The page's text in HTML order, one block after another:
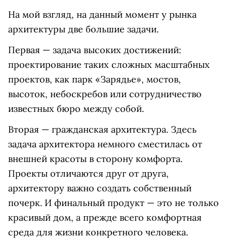
На мой взгляд, на данный момент у рынка
архитектуры две большие задачи.
Первая — задача высоких достижений:
проектирование таких сложных масштабных
проектов, как парк «Зарядье», мостов,
высоток, небоскребов или сотрудничество
известных бюро между собой.
Вторая — гражданская архитектура. Здесь
задача архитектора немного сместилась от
внешней красоты в сторону комфорта.
Проекты отличаются друг от друга,
архитектору важно создать собственный
почерк. И финальный продукт — это не только
красивый дом, а прежде всего комфортная
среда для жизни конкретного человека.